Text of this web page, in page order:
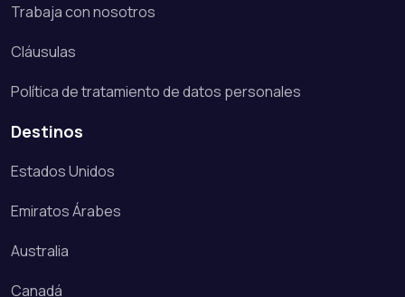
Trabaja con nosotros
Cláusulas
Política de tratamiento de datos personales
Destinos
Estados Unidos
Emiratos Árabes
Australia
Canadá